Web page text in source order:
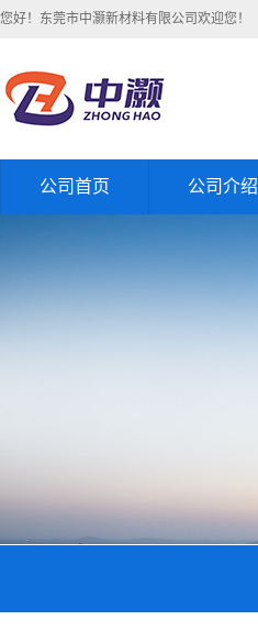
您好！东莞市中灏新材料有限公司欢迎您！
公司首页 公司介绍